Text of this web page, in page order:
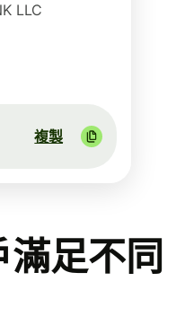
LLC
複製
足不同